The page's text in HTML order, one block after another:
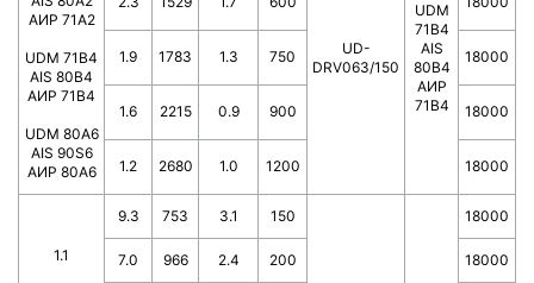
АИР 71А2
UDM 71B4
AIS 80B4
АИР 71В4
UDM 80A6
AIS 90S6
АИР 80А6
UD-
DRV063/150
UDM
71B4
AIS
80B4
АИР
71В4
1.9 1783 1.3 750 18000
1.6 2215 0.9 900 18000
1.2 2680 1.0 1200 18000
1.1
9.3 753 3.1 150 18000
7.0 966 2.4 200 18000